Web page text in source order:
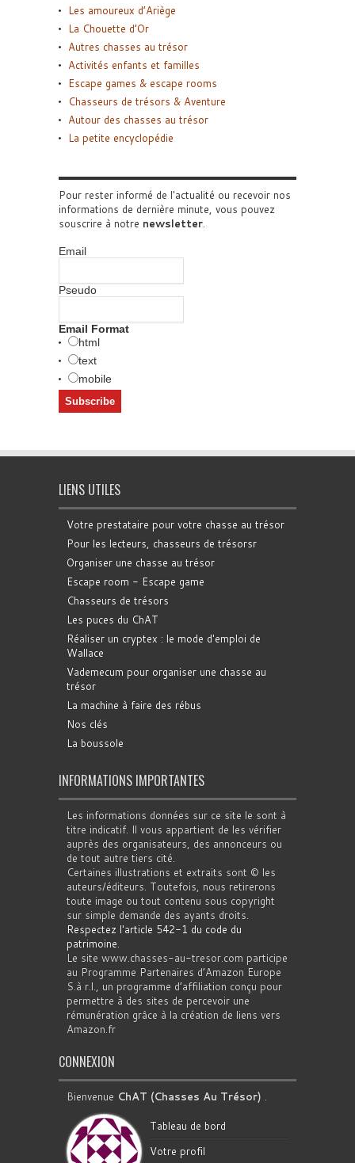
Les amoureux d’Ariège
La Chouette d’Or
Autres chasses au trésor
Activités enfants et familles
Escape games & escape rooms
Chasseurs de trésors & Aventure
Autour des chasses au trésor
La petite encyclopédie
Pour rester informé de l'actualité ou recevoir nos
informations de dernière minute, vous pouvez
souscrire à notre newsletter.
Email
Pseudo
Email Format
html
text
mobile
LIENS UTILES
Votre prestataire pour votre chasse au trésor
Pour les lecteurs, chasseurs de trésorsr
Organiser une chasse au trésor
Escape room - Escape game
Chasseurs de trésors
Les puces du ChAT
Réaliser un cryptex : le mode d'emploi de
Wallace
Vademecum pour organiser une chasse au
trésor
La machine à faire des rébus
Nos clés
La boussole
INFORMATIONS IMPORTANTES
Les informations données sur ce site le sont à
titre indicatif. Il vous appartient de les vérifier
auprès des organisateurs, des annonceurs ou
de tout autre tiers cité.
Certaines illustrations et extraits sont © les
auteurs/éditeurs. Toutefois, nous retirerons
toute image ou tout contenu sous copyright
sur simple demande des ayants droits.
Respectez l'article 542-1 du code du
patrimoine.
Le site www.chasses-au-tresor.com participe
au Programme Partenaires d’Amazon Europe
S.à r.l., un programme d’affiliation conçu pour
permettre à des sites de percevoir une
rémunération grâce à la création de liens vers
Amazon.fr
CONNEXION
Bienvenue ChAT (Chasses Au Trésor) .
Tableau de bord
Votre profil